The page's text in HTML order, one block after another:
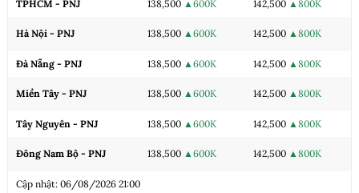
TPHCM - PNJ 138,500 ▲600K 142,500 ▲800K
Hà Nội - PNJ 138,500 ▲600K 142,500 ▲800K
Đà Nẵng - PNJ 138,500 ▲600K 142,500 ▲800K
Miền Tây - PNJ 138,500 ▲600K 142,500 ▲800K
Tây Nguyên - PNJ 138,500 ▲600K 142,500 ▲800K
Đông Nam Bộ - PNJ 138,500 ▲600K 142,500 ▲800K
Cập nhật: 06/08/2026 21:00